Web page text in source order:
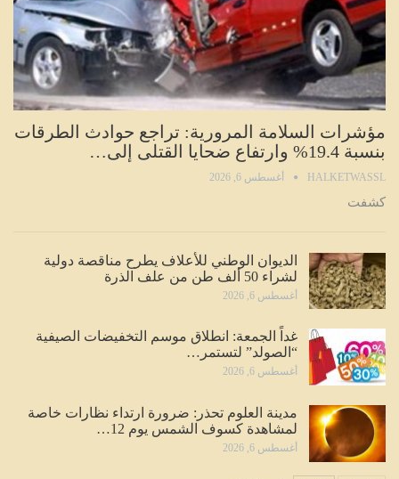
مؤشرات السلامة المرورية: تراجع حوادث الطرقات
بنسبة 19.4% وارتفاع ضحايا القتلى إلى…
HALKETWASSL أغسطس 6, 2026
كشفت
الديوان الوطني للأعلاف يطرح مناقصة دولية
لشراء 50 ألف طن من علف الذرة
أغسطس 6, 2026
غداً الجمعة: انطلاق موسم التخفيضات الصيفية
“الصولد” لتستمر…
أغسطس 6, 2026
مدينة العلوم تحذر: ضرورة ارتداء نظارات خاصة
لمشاهدة كسوف الشمس يوم 12…
أغسطس 6, 2026